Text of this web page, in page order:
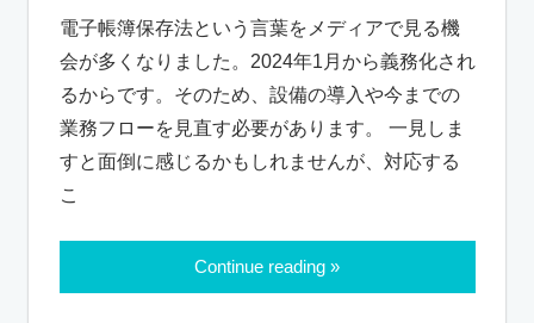
電子帳簿保存法という言葉をメディアで見る機
会が多くなりました。2024年1月から義務化され
るからです。そのため、設備の導入や今までの
業務フローを見直す必要があります。 一見しま
すと面倒に感じるかもしれませんが、対応する
こ
Continue reading